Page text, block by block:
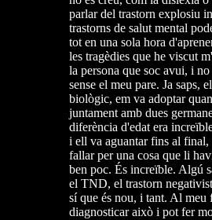
parlar del trastorn explosiu
trastorns de salut mental
tot en una sola hora
les tragèdies que he viscut
la persona que soc avui, i
sense el meu pare. Ja saps,
biològic, em va adoptar
juntament amb dues
diferència d'edat era
i ell va aguantar fins al
fallar per una cosa que li
ben poc. És increïble. Algú
el TND, el trastorn
sí que és nou, i tant. Al
diagnosticar això i pot fer